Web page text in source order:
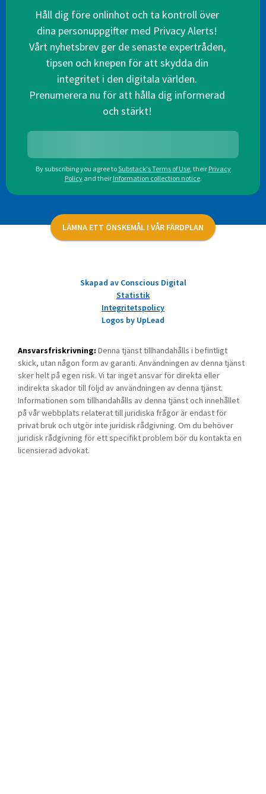
Håll dig före onlinhot och ta kontroll över
dina personuppgifter med Privacy Alerts!
Vårt nyhetsbrev ger de senaste expertråden,
tipsen och knepen för att skydda din
integritet i den digitala världen.
Prenumerera nu för att hålla dig informerad
och stärkt!
By subscribing you agree toSubstack's Terms of Use, their Privacy
Policy and their Information collection notice.
LÄMNA ETT ÖNSKEMÅL I VÅR FÄRDPLAN
Skapad av Conscious Digital
Statistik
Integritetspolicy
Logos by UpLead
Ansvarsfriskrivning: Denna tjänst tillhandahålls i befintligt
skick, utan någon form av garanti. Användningen av denna tjänst
sker helt på egen risk. Vi tar inget ansvar för direkta eller
indirekta skador till följd av användningen av denna tjänst.
Informationen som tillhandahålls av denna tjänst och innehållet
på vår webbplats relaterat till juridiska frågor är endast för
privat bruk och utgör inte juridisk rådgivning. Om du behöver
juridisk rådgivning för ett specifikt problem bör du kontakta en
licensierad advokat.